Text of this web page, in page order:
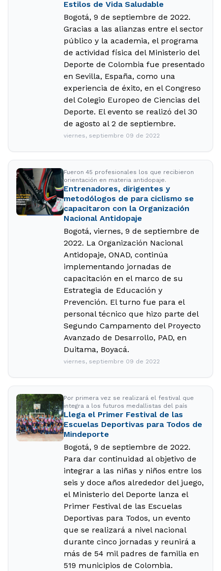
Estilos de Vida Saludable
Bogotá, 9 de septiembre de 2022.
Gracias a las alianzas entre el sector
público y la academia, el programa
de actividad física del Ministerio del
Deporte de Colombia fue presentado
en Sevilla, España, como una
experiencia de éxito, en el Congreso
del Colegio Europeo de Ciencias del
Deporte. El evento se realizó del 30
de agosto al 2 de septiembre.
viernes, septiembre 09 de 2022
Fueron 45 profesionales los que recibieron
orientación en materia antidopaje.
Entrenadores, dirigentes y
metodólogos de para ciclismo se
capacitaron con la Organización
Nacional Antidopaje
Bogotá, viernes, 9 de septiembre de
2022. La Organización Nacional
Antidopaje, ONAD, continúa
implementando jornadas de
capacitación en el marco de su
Estrategia de Educación y
Prevención. El turno fue para el
personal técnico que hizo parte del
Segundo Campamento del Proyecto
Avanzado de Desarrollo, PAD, en
Duitama, Boyacá.
viernes, septiembre 09 de 2022
Por primera vez se realizará el festival que
integra a los futuros medallistas del país
Llega el Primer Festival de las
Escuelas Deportivas para Todos de
Mindeporte
Bogotá, 9 de septiembre de 2022.
Para dar continuidad al objetivo de
integrar a las niñas y niños entre los
seis y doce años alrededor del juego,
el Ministerio del Deporte lanza el
Primer Festival de las Escuelas
Deportivas para Todos, un evento
que se realizará a nivel nacional
durante cinco jornadas y reunirá a
más de 54 mil padres de familia en
519 municipios de Colombia.